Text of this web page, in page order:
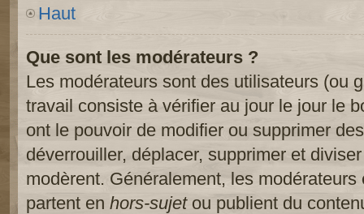
Haut
Que sont les modérateurs ?
Les modérateurs sont des utilisateurs (ou
travail consiste à vérifier au jour le jour le
ont le pouvoir de modifier ou supprimer
déverrouiller, déplacer, supprimer et
modèrent. Généralement, les
partent en hors-sujetou publient du